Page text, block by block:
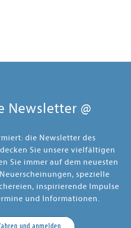
Newsletter @
die Newsletter des
Sie unsere vielfältigen
Sie immer auf dem neuesten
spezielle
inspirierende Impulse
und Informationen.
und anmelden